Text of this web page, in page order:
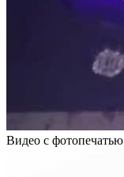
Видео с фотопечатью